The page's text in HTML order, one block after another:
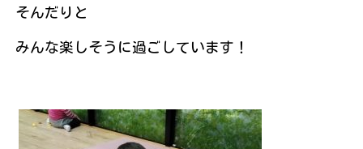
そんだりと
みんな楽しそうに過ごしています！